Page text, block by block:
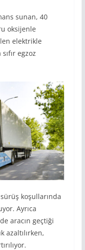
sunan, 40
oksijenle
elektrikle
egzoz
koşullarında
Ayrıca
aracın geçtiği
azaltılırken,